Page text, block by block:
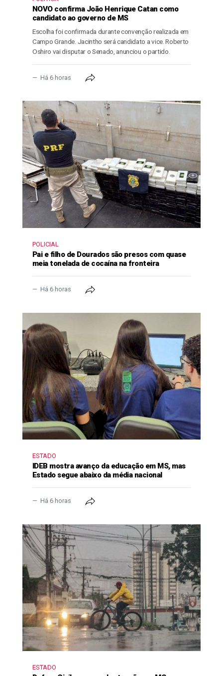
NOVO confirma João Henrique Catan como
candidato ao governo de MS
Escolha foi confirmada durante convenção realizada em
Campo Grande. Jacintho será candidato a vice. Roberto
Oshiro vai disputar o Senado, anunciou o partido.
Há 6 horas
POLICIAL
Pai e filho de Dourados são presos com quase
meia tonelada de cocaína na fronteira
Há 6 horas
ESTADO
IDEB mostra avanço da educação em MS, mas
Estado segue abaixo da média nacional
Há 6 horas
ESTADO